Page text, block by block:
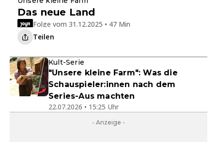
Das neue Land
Folge vom 31.12.2025 • 47 Min
Teilen
Kult-Serie
"Unsere kleine Farm": Was die
Schauspieler:innen nach dem
Series-Aus machten
22.07.2026 • 15:25 Uhr
- Anzeige -